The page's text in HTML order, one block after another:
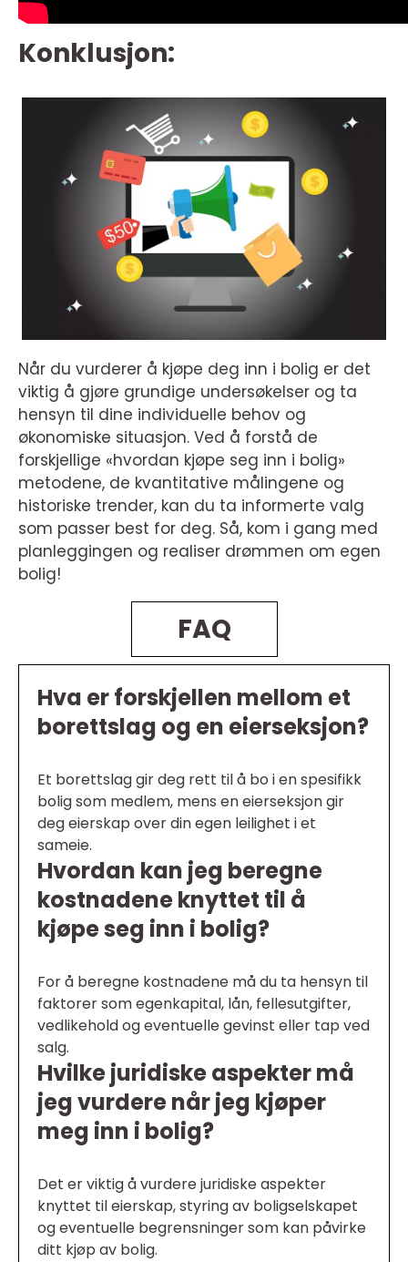
Konklusjon:
Når du vurderer å kjøpe deg inn i bolig er det
viktig å gjøre grundige undersøkelser og ta
hensyn til dine individuelle behov og
økonomiske situasjon. Ved å forstå de
forskjellige «hvordan kjøpe seg inn i bolig»
metodene, de kvantitative målingene og
historiske trender, kan du ta informerte valg
som passer best for deg. Så, kom i gang med
planleggingen og realiser drømmen om egen
bolig!
FAQ
Hva er forskjellen mellom et
borettslag og en eierseksjon?
Et borettslag gir deg rett til å bo i en spesifikk
bolig som medlem, mens en eierseksjon gir
deg eierskap over din egen leilighet i et
sameie.
Hvordan kan jeg beregne
kostnadene knyttet til å
kjøpe seg inn i bolig?
For å beregne kostnadene må du ta hensyn til
faktorer som egenkapital, lån, fellesutgifter,
vedlikehold og eventuelle gevinst eller tap ved
salg.
Hvilke juridiske aspekter må
jeg vurdere når jeg kjøper
meg inn i bolig?
Det er viktig å vurdere juridiske aspekter
knyttet til eierskap, styring av boligselskapet
og eventuelle begrensninger som kan påvirke
ditt kjøp av bolig.